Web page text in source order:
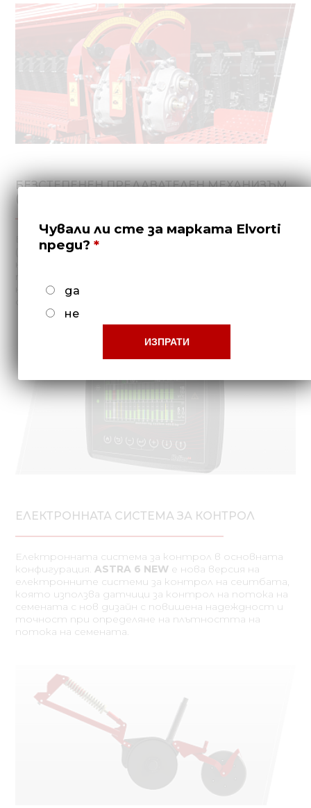
БЕЗСТЕПЕНЕН ПРЕДАВАТЕЛЕН МЕХАНИЗЪМ
(ВАРИАТОР)
Безстепенният предавателен механизъм
(вариатор) осигурява лесно и бързо регулиране на
на сеитбената норма (от 1,5 до 400 кг/га) в
ЕЛЕКТРОННАТА СИСТЕМА ЗА КОНТРОЛ
Електронната система за контрол в основната
конфигурация.ASTRA 6 NEW е нова версия на
електронните системи за контрол на сеитбата,
която използва датчици за контрол на потока на
семената с нов дизайн с повишена надеждност и
точност при определяне на плътността на
потока на семената.
Чували ли сте за марката Elvorti
преди?
да
не